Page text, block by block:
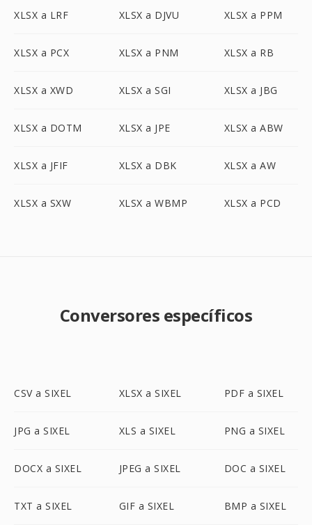
XLSX a LRF XLSX a DJVU XLSX a PPM
XLSX a PCX XLSX a PNM XLSX a RB
XLSX a XWD XLSX a SGI XLSX a JBG
XLSX a DOTM XLSX a JPE XLSX a ABW
XLSX a JFIF XLSX a DBK XLSX a AW
XLSX a SXW XLSX a WBMP XLSX a PCD
Conversores específicos
CSV a SIXEL XLSX a SIXEL PDF a SIXEL
JPG a SIXEL XLS a SIXEL PNG a SIXEL
DOCX a SIXEL JPEG a SIXEL DOC a SIXEL
TXT a SIXEL GIF a SIXEL BMP a SIXEL